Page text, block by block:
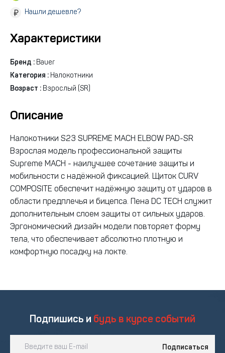
Нашли дешевле?
Характеристики
Бренд : Bauer
Категория : Налокотники
Возраст : Взрослый (SR)
Описание
Налокотники S23 SUPREME MACH ELBOW PAD-SR
Взрослая модель профессиональной защиты
Supreme MACH - наилучшее сочетание защиты и
мобильности с надёжной фиксацией. Щиток CURV
COMPOSITE обеспечит надёжную защиту от ударов в
области предплечья и бицепса. Пена DC TECH служит
дополнительным слоем защиты от сильных ударов.
Эргономический дизайн модели повторяет форму
тела, что обеспечивает абсолютно плотную и
комфортную посадку на локте.
Подпишись и будь в курсе событий
Подписаться